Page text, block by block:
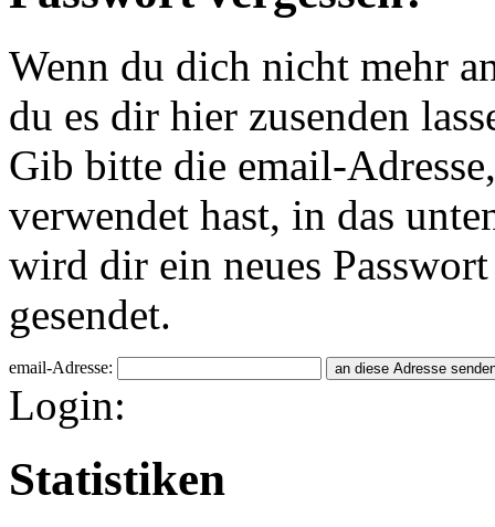
Wenn du dich nicht mehr
du es dir hier zusenden
Gib bitte die email-
verwendet hast, in das
wird dir ein neues
gesendet.
email-Adresse:
Login:
Statistiken